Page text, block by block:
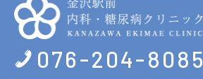
076-204-8085